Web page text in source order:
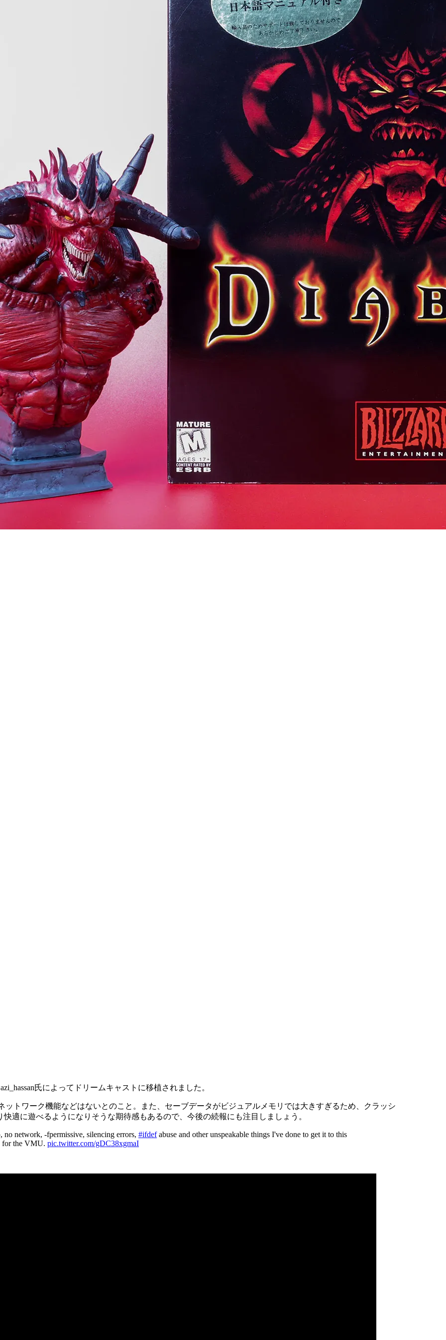
氏によってドリームキャストに移植されました。
トワーク機能などはないとのこと。また、セーブデータがビジュアルメモリでは大きすぎるため、クラッシ
適に遊べるようになりそうな期待感もあるので、今後の続報にも注目しましょう。
network, -fpermissive, silencing errors, #ifdefabuse and other unspeakable things I've done to get it to this
for the VMU. pic.twitter.com/gDC38xgmaI